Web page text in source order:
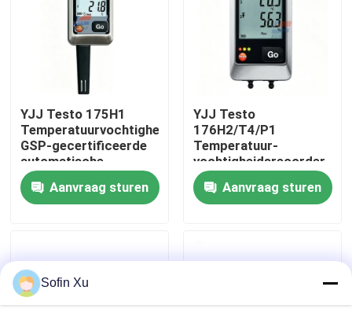
Over ons
Fabriekstocht
Kwaliteitscontrole
Neem contact met ons op
Nieuws
Gevallen
De Sensor van het zuurstofgas
YJJ Testo 175H1
Temperatuurvochtigheidsrecorder
GSP-gecertificeerde
automatische
gegevenslogger voor
temperatuurvochtigheid
Aanvraag sturen
YJJ Testo
176H2/T4/P1
Temperatuur-
vochtigheidsrecorder
Drukmeetinstrument
Datarecorder
Aanvraag sturen
Sofin Xu